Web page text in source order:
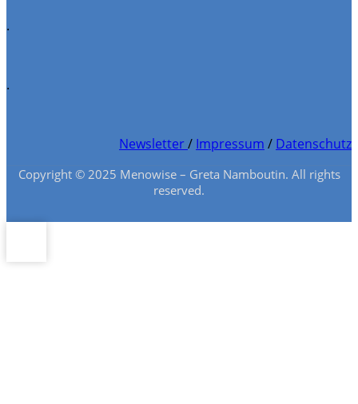
.
.
Newsletter/ Impressum / Datenschutz
Copyright © 2025 Menowise – Greta Namboutin. All rights
reserved.